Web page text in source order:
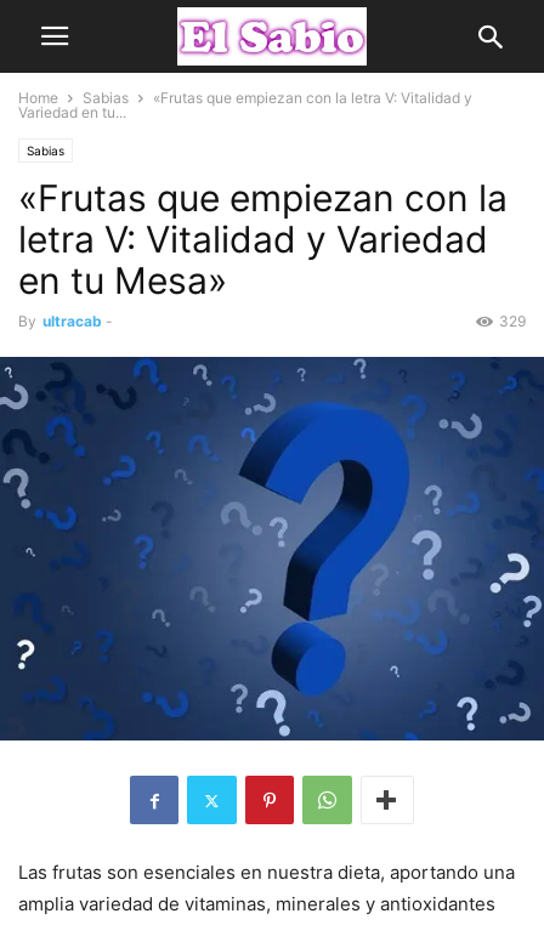
Home Sabias
«Frutas que empiezan con la letra V: Vitalidad y
Variedad en tu...
Sabias
«Frutas que empiezan con la
letra V: Vitalidad y Variedad
en tu Mesa»
By ultracab - 329
Las frutas son esenciales en nuestra dieta, aportando una
amplia variedad de vitaminas, minerales y antioxidantes